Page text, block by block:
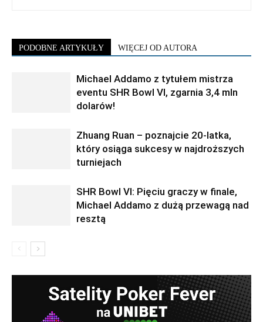
PODOBNE ARTYKUŁY WIĘCEJ OD AUTORA
Michael Addamo z tytułem mistrza
eventu SHR Bowl VI, zgarnia 3,4 mln
dolarów!
Zhuang Ruan – poznajcie 20-latka,
który osiąga sukcesy w najdroższych
turniejach
SHR Bowl VI: Pięciu graczy w finale,
Michael Addamo z dużą przewagą nad
resztą